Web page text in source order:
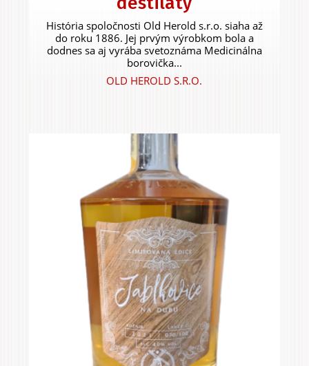
História spoločnosti Old Herold s.r.o. siaha až
do roku 1886. Jej prvým výrobkom bola a
dodnes sa aj vyrába svetoznáma Medicinálna
borovička...
OLD HEROLD S.R.O.